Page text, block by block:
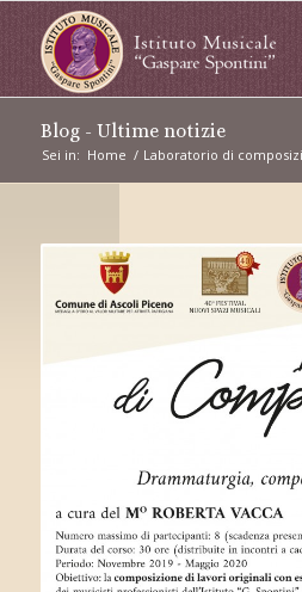
Blog - Ultime notizie
Sei in: Home / Laboratorio di